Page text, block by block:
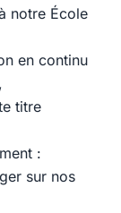
notre École
en continu
titre
:
sur nos